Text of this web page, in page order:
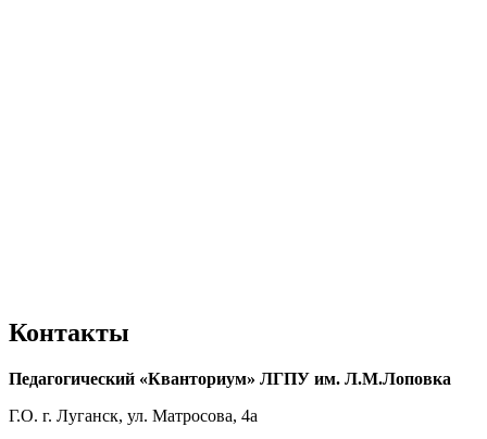
Контакты
Педагогический «Кванториум» ЛГПУ им. Л.М.Лоповка
Г.О. г. Луганск, ул. Матросова, 4а